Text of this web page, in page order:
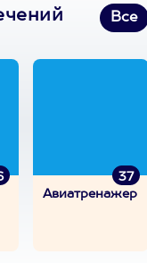
Все
37
Авиатренажер